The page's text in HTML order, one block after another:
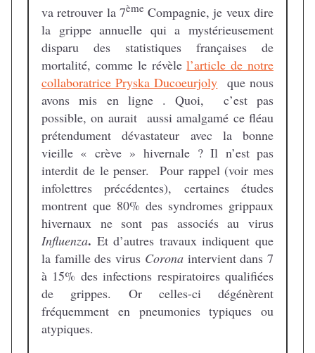
va retrouver la 7èmeCompagnie, je veux dire
la grippe annuelle qui a mystérieusement
disparu des statistiques françaises de
mortalité, comme le révèlel’article de notre
collaboratrice Pryska Ducoeurjoly que nous
avons mis en ligne . Quoi, c’est pas
possible, on aurait aussi amalgamé ce fléau
prétendument dévastateur avec la bonne
vieille « crève » hivernale ? Il n’est pas
interdit de le penser. Pour rappel (voir mes
infolettres précédentes), certaines études
montrent que 80% des syndromes grippaux
hivernaux ne sont pas associés au virus
Influenza. Et d’autres travaux indiquent que
la famille des virus Corona intervient dans 7
à 15% des infections respiratoires qualifiées
de grippes. Or celles-ci dégénèrent
fréquemment en pneumonies typiques ou
atypiques.